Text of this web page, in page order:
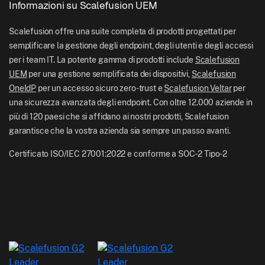
Documentazione di aiuto Scalefusion
Blog Scalefusion
Sala stampa
Carriere
NZ: +64-9-888-4315
India: +91-63694-45500
Informazioni su Scalefusion UEM
Scalefusion offre una suite completa di prodotti progettati per
semplificare la gestione degli endpoint, degli utenti e degli accessi
per i team IT. La potente gamma di prodotti include Scalefusion
UEM per una gestione semplificata dei dispositivi, Scalefusion
OneIdP per un accesso sicuro zero-trust eScalefusion Veltarper
una sicurezza avanzata degli endpoint. Con oltre 12.000 aziende in
più di 120 paesi che si affidano ai nostri prodotti, Scalefusion
garantisce che la vostra azienda sia sempre un passo avanti.
Certificato ISO/IEC 27001:2022 e conforme a SOC-2 Tipo-2